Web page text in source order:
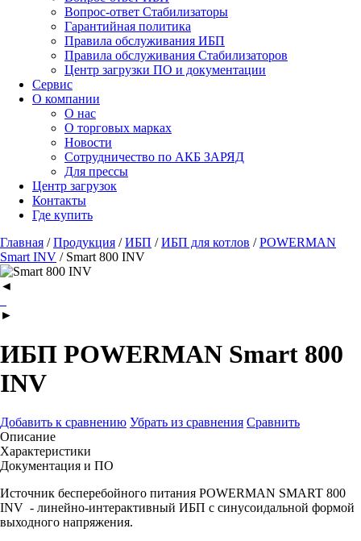
Вопрос-ответ Стабилизаторы
Гарантийная политика
Правила обслуживания ИБП
Правила обслуживания Стабилизаторов
Центр загрузки ПО и документации
Сервис
О компании
О нас
О торговых марках
Новости
Сотрудничество по АКБ ЗАРЯД
Для прессы
Центр загрузок
Контакты
Где купить
Главная /Продукция /ИБП /ИБП для котлов /POWERMAN
Smart INV / Smart 800 INV
◄
►
ИБП POWERMAN Smart 800
INV
Добавить к сравнению Убрать из сравнения Сравнить
Описание
Характеристики
Документация и ПО
Источник бесперебойного питания POWERMAN SMART 800
INV - линейно-интерактивный ИБП с синусоидальной формой
выходного напряжения.